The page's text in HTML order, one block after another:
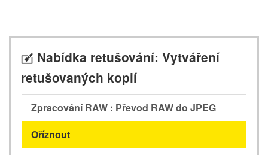
N Nabídka retušování: Vytváření
retušovaných kopií
Zpracování RAW : Převod RAW do JPEG
Oříznout